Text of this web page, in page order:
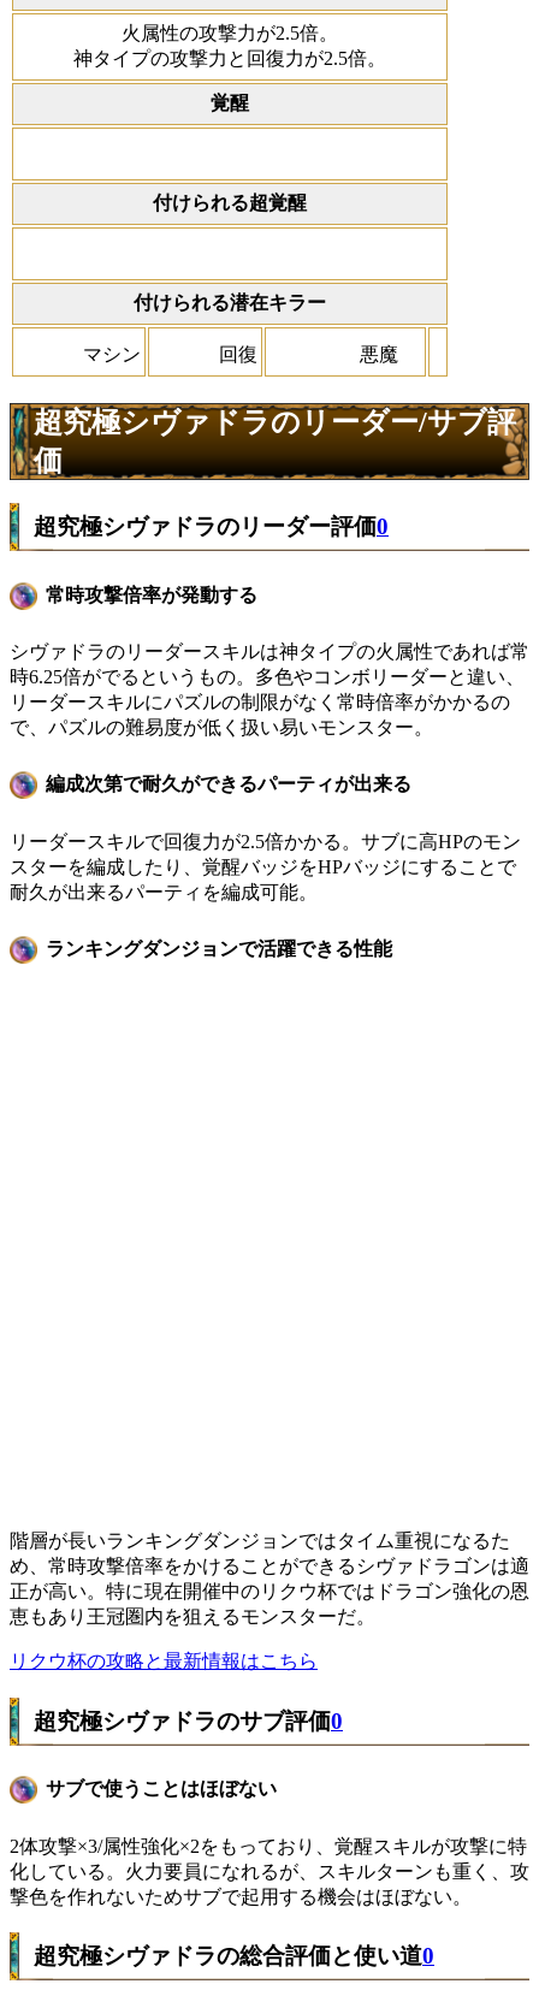
火属性の攻撃力が2.5倍。
神タイプの攻撃力と回復力が2.5倍。
覚醒
付けられる超覚醒
付けられる潜在キラー
マシン 回復 悪魔
超究極シヴァドラのリーダー/サブ評
価
超究極シヴァドラのリーダー評価0
常時攻撃倍率が発動する
シヴァドラのリーダースキルは神タイプの火属性であれば常
時6.25倍がでるというもの。多色やコンボリーダーと違い、
リーダースキルにパズルの制限がなく常時倍率がかかるの
で、パズルの難易度が低く扱い易いモンスター。
編成次第で耐久ができるパーティが出来る
リーダースキルで回復力が2.5倍かかる。サブに高HPのモン
スターを編成したり、覚醒バッジをHPバッジにすることで
耐久が出来るパーティを編成可能。
ランキングダンジョンで活躍できる性能
階層が長いランキングダンジョンではタイム重視になるた
め、常時攻撃倍率をかけることができるシヴァドラゴンは適
正が高い。特に現在開催中のリクウ杯ではドラゴン強化の恩
恵もあり王冠圏内を狙えるモンスターだ。
リクウ杯の攻略と最新情報はこちら
超究極シヴァドラのサブ評価0
サブで使うことはほぼない
2体攻撃×3/属性強化×2をもっており、覚醒スキルが攻撃に特
化している。火力要員になれるが、スキルターンも重く、攻
撃色を作れないためサブで起用する機会はほぼない。
超究極シヴァドラの総合評価と使い道0